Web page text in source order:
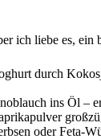
ich liebe es,
durch
ins Öl –
oder Feta-